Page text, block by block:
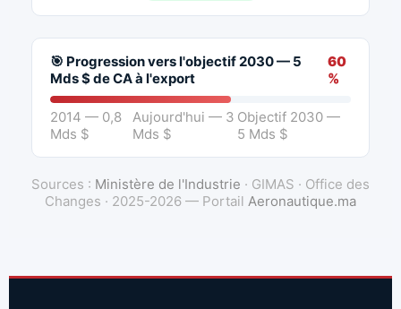
🎯 Progression vers l'objectif 2030 — 5
Mds $ de CA à l'export
60
%
2014 — 0,8
Mds $
Aujourd'hui — 3
Mds $
Objectif 2030 —
5 Mds $
Sources : Ministère de l'Industrie · GIMAS · Office des
Changes · 2025-2026 — Portail Aeronautique.ma